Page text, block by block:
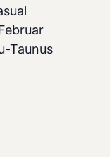
Taunus